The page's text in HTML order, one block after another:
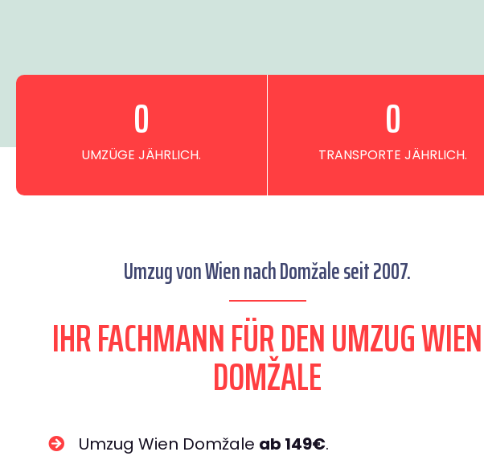
UMZÜGE JÄHRLICH.
0
TRANSPORTE JÄHRLICH.
0
Umzug von Wien nach Domžale seit 2007.
IHR FACHMANN FÜR DEN UMZUG WIEN
DOMŽALE
Umzug Wien Domžale ab 149€.